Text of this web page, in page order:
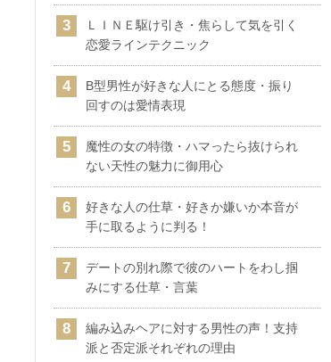
ＬＩＮＥ駆け引き・焦らして気を引く
恋愛ラインテクニック
B型男性が好きな人にとる態度・振り
回すのは愛情表現
魔性の女の特徴・ハマったら抜けられ
ない天性の魅力に御用心
好きな人の仕草・好きか嫌いか本音が
手に取るように判る！
デートの別れ際で彼のハートをわし掴
みにする仕草・言葉
編み込みヘアに対する男性の声！支持
派と否定派それぞれの理由